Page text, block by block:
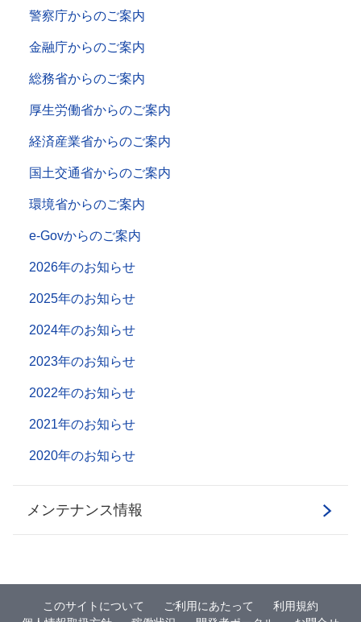
警察庁からのご案内
金融庁からのご案内
総務省からのご案内
厚生労働省からのご案内
経済産業省からのご案内
国土交通省からのご案内
環境省からのご案内
e-Govからのご案内
2026年のお知らせ
2025年のお知らせ
2024年のお知らせ
2023年のお知らせ
2022年のお知らせ
2021年のお知らせ
2020年のお知らせ
メンテナンス情報
このサイトについて ご利用にあたって
利用規約